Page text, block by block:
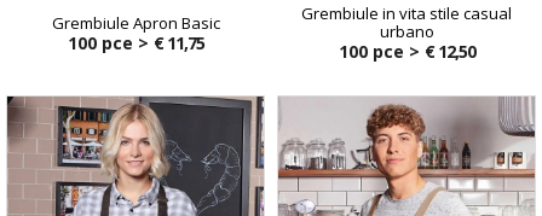
Grembiule Apron Basic
100 pce > € 11,75
Grembiule in vita stile casual
urbano
100 pce > € 12,50